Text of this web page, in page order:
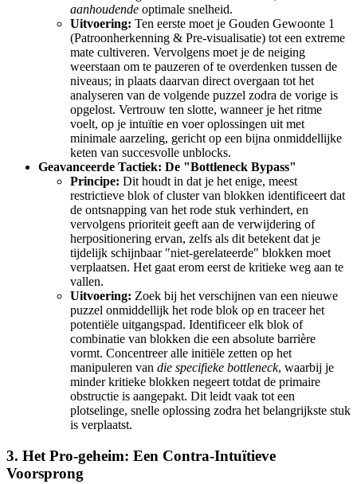
aanhoudende optimale snelheid.
Uitvoering: Ten eerste moet je Gouden Gewoonte 1
(Patroonherkenning & Pre-visualisatie) tot een extreme
mate cultiveren. Vervolgens moet je de neiging
weerstaan om te pauzeren of te overdenken tussen de
niveaus; in plaats daarvan direct overgaan tot het
analyseren van de volgende puzzel zodra de vorige is
opgelost. Vertrouw ten slotte, wanneer je het ritme
voelt, op je intuïtie en voer oplossingen uit met
minimale aarzeling, gericht op een bijna onmiddellijke
keten van succesvolle unblocks.
Geavanceerde Tactiek: De "Bottleneck Bypass"
Principe: Dit houdt in dat je het enige, meest
restrictieve blok of cluster van blokken identificeert dat
de ontsnapping van het rode stuk verhindert, en
vervolgens prioriteit geeft aan de verwijdering of
herpositionering ervan, zelfs als dit betekent dat je
tijdelijk schijnbaar "niet-gerelateerde" blokken moet
verplaatsen. Het gaat erom eerst de kritieke weg aan te
vallen.
Uitvoering: Zoek bij het verschijnen van een nieuwe
puzzel onmiddellijk het rode blok op en traceer het
potentiële uitgangspad. Identificeer elk blok of
combinatie van blokken die een absolute barrière
vormt. Concentreer alle initiële zetten op het
manipuleren van die specifieke bottleneck, waarbij je
minder kritieke blokken negeert totdat de primaire
obstructie is aangepakt. Dit leidt vaak tot een
plotselinge, snelle oplossing zodra het belangrijkste stuk
is verplaatst.
3. Het Pro-geheim: Een Contra-Intuïtieve
Voorsprong